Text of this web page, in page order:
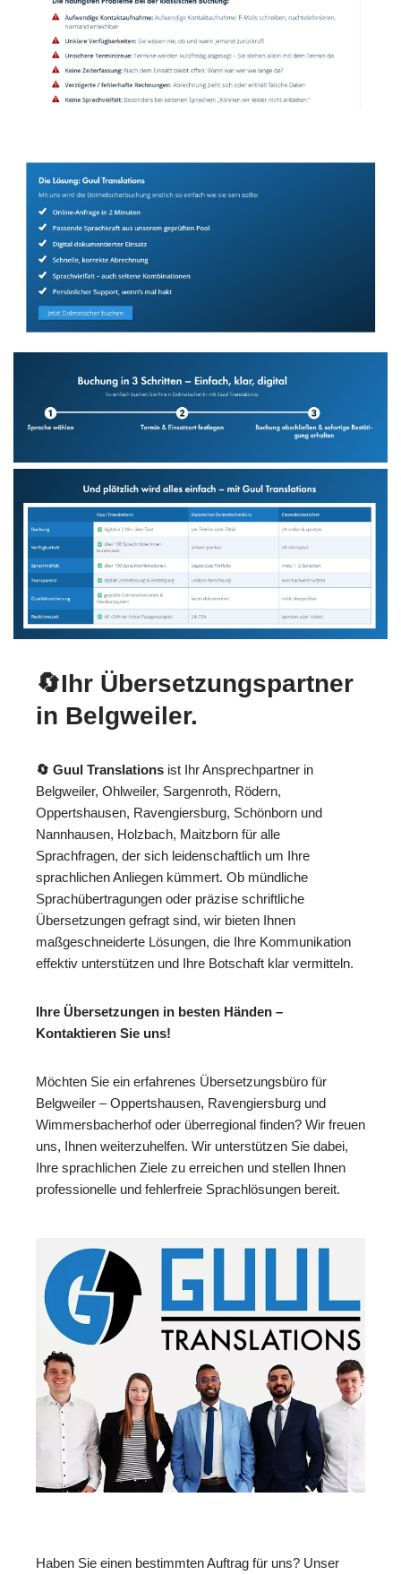
🔄Ihr Übersetzungspartner
in Belgweiler.
🔄 Guul Translations ist Ihr Ansprechpartner in
Belgweiler, Ohlweiler, Sargenroth, Rödern,
Oppertshausen, Ravengiersburg, Schönborn und
Nannhausen, Holzbach, Maitzborn für alle
Sprachfragen, der sich leidenschaftlich um Ihre
sprachlichen Anliegen kümmert. Ob mündliche
Sprachübertragungen oder präzise schriftliche
Übersetzungen gefragt sind, wir bieten Ihnen
maßgeschneiderte Lösungen, die Ihre Kommunikation
effektiv unterstützen und Ihre Botschaft klar vermitteln.
Ihre Übersetzungen in besten Händen –
Kontaktieren Sie uns!
Möchten Sie ein erfahrenes Übersetzungsbüro für
Belgweiler – Oppertshausen, Ravengiersburg und
Wimmersbacherhof oder überregional finden? Wir freuen
uns, Ihnen weiterzuhelfen. Wir unterstützen Sie dabei,
Ihre sprachlichen Ziele zu erreichen und stellen Ihnen
professionelle und fehlerfreie Sprachlösungen bereit.
Haben Sie einen bestimmten Auftrag für uns? Unser